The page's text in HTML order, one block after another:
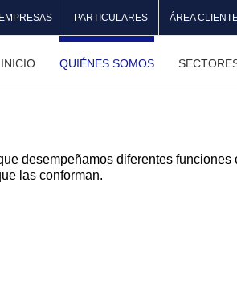
EMPRESAS PARTICULARES ÁREA
INICIO QUIÉNES SOMOS
desempeñamos diferentes funciones
las conforman.